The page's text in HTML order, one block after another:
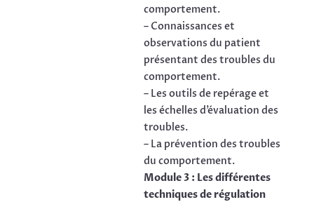
comportement.
– Connaissances et
observations du patient
présentant des troubles du
comportement.
– Les outils de repérage et
les échelles d’évaluation des
troubles.
– La prévention des troubles
du comportement.
Module 3 : Les différentes
techniques de régulation